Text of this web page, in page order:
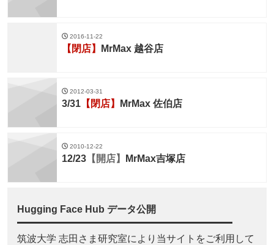
2016-11-22
【閉店】 MrMax 越谷店
2012-03-31
3/31 【閉店】 MrMax 佐伯店
2010-12-22
12/23 【開店】 MrMax吉塚店
Hugging Face Hub データ公開
筑波大学 志田さま研究室により当サイトをご利用して